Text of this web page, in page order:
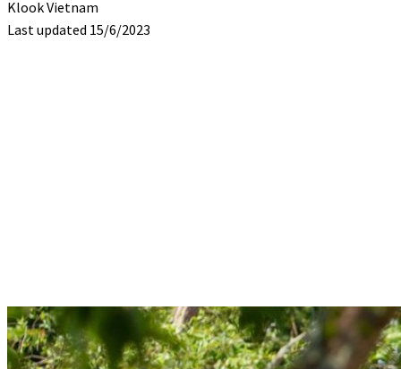
Klook Vietnam
Last updated 15/6/2023